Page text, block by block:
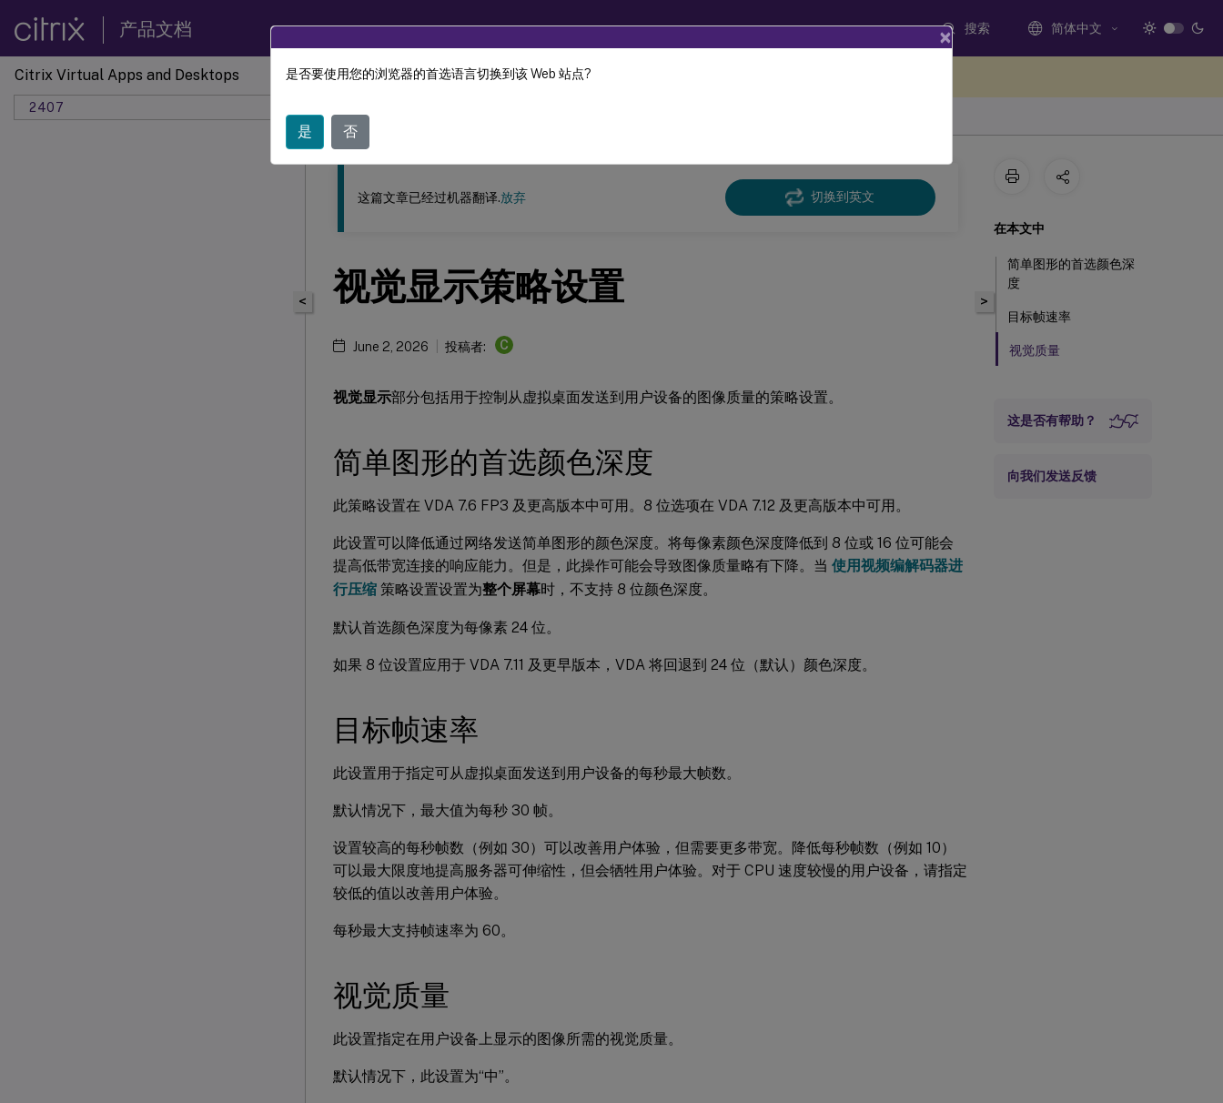
产品文档 搜索 简体中文
Citrix Virtual Apps and Desktops
2407
此内容已经过机器动态翻译。
<
这篇文章已经过机器翻译.放弃 切换到英文
视觉显示策略设置
June 2, 2026 投稿者: C
视觉显示部分包括用于控制从虚拟桌面发送到用户设备的图像质量的策略设置。
简单图形的首选颜色深度
此策略设置在 VDA 7.6 FP3 及更高版本中可用。8 位选项在 VDA 7.12 及更高版本中可用。
此设置可以降低通过网络发送简单图形的颜色深度。将每像素颜色深度降低到 8 位或 16 位可能会
提高低带宽连接的响应能力。但是，此操作可能会导致图像质量略有下降。当 使用视频编解码器进
行压缩 策略设置设置为整个屏幕时，不支持 8 位颜色深度。
默认首选颜色深度为每像素 24 位。
如果 8 位设置应用于 VDA 7.11 及更早版本，VDA 将回退到 24 位（默认）颜色深度。
目标帧速率
此设置用于指定可从虚拟桌面发送到用户设备的每秒最大帧数。
默认情况下，最大值为每秒 30 帧。
设置较高的每秒帧数（例如 30）可以改善用户体验，但需要更多带宽。降低每秒帧数（例如 10）
可以最大限度地提高服务器可伸缩性，但会牺牲用户体验。对于 CPU 速度较慢的用户设备，请指定
较低的值以改善用户体验。
每秒最大支持帧速率为 60。
视觉质量
此设置指定在用户设备上显示的图像所需的视觉质量。
默认情况下，此设置为“中”。
>
在本文中
简单图形的首选颜色深
度
目标帧速率
视觉质量
这是否有帮助？
向我们发送反馈
×
是否要使用您的浏览器的首选语言切换到该 Web 站点?
是 否